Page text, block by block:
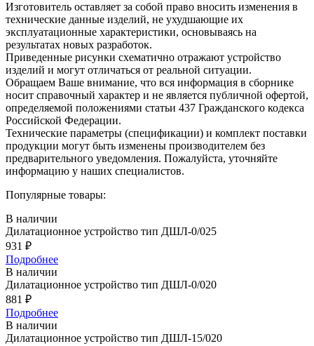
Изготовитель оставляет за собой право вносить изменения в
технические данные изделий, не ухудшающие их
эксплуатационные характеристики, основываясь на
результатах новых разработок.
Приведенные рисунки схематично отражают устройство
изделий и могут отличаться от реальной ситуации.
Обращаем Ваше внимание, что вся информация в сборнике
носит справочный характер и не является публичной офертой,
определяемой положениями статьи 437 Гражданского кодекса
Российской Федерации.
Технические параметры (спецификации) и комплект поставки
продукции могут быть изменены производителем без
предварительного уведомления. Пожалуйста, уточняйте
информацию у наших специалистов.
Популярные товары:
В наличии
Дилатационное устройство тип ДШЛ-0/025
931 ₽
Подробнее
В наличии
Дилатационное устройство тип ДШЛ-0/020
881 ₽
Подробнее
В наличии
Дилатационное устройство тип ДШЛ-15/020